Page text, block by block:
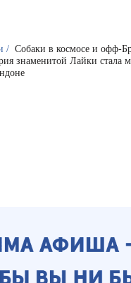
/ Собаки в космосе и офф-
знаменитой Лайки стала